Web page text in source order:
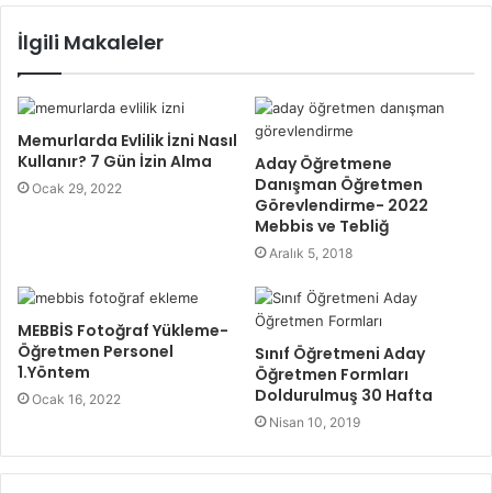
İlgili Makaleler
Memurlarda Evlilik İzni Nasıl
Kullanır? 7 Gün İzin Alma
Ocak 29, 2022
Aday Öğretmene
Danışman Öğretmen
Görevlendirme- 2022
Mebbis ve Tebliğ
Aralık 5, 2018
MEBBİS Fotoğraf Yükleme-
Öğretmen Personel
1.Yöntem
Ocak 16, 2022
Sınıf Öğretmeni Aday
Öğretmen Formları
Doldurulmuş 30 Hafta
Nisan 10, 2019